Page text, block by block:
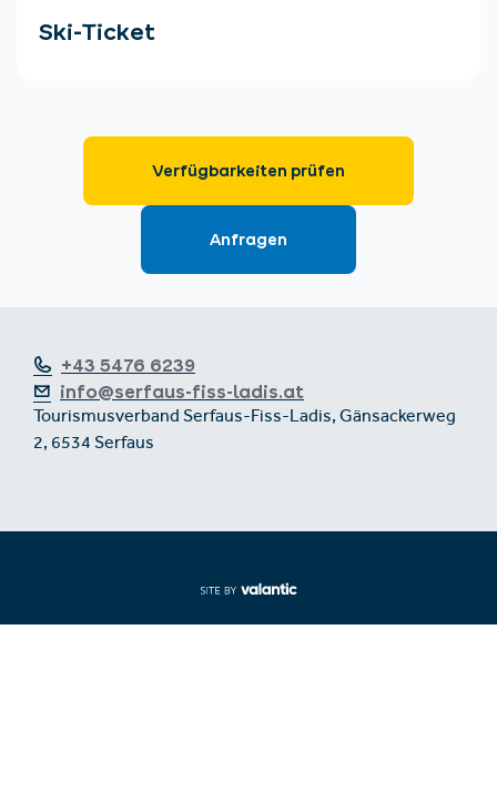
+43 5476 6239
info@serfaus-fiss-ladis.at
Tourismusverband Serfaus-Fiss-Ladis, Gänsackerweg
2, 6534 Serfaus